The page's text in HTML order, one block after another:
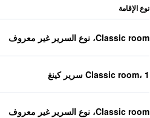
نوع الإقامة
Classic room، نوع السرير غير معروف
Classic room، 1 سرير كينغ
Classic room، نوع السرير غير معروف